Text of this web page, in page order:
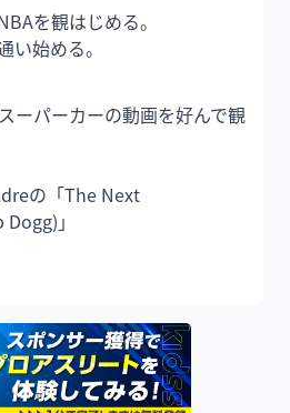
を観はじめる。
ーパーカーの動画を好んで観
の「The Next
」